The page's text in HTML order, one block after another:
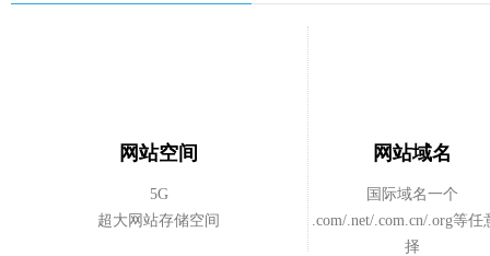
网站空间
5G
超大网站存储空间
网站域名
国际域名一个
.com/.net/.com.cn/.org等任
择